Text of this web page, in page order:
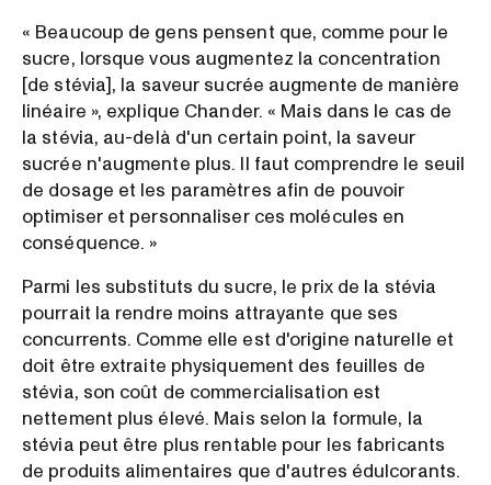
« Beaucoup de gens pensent que, comme pour le
sucre, lorsque vous augmentez la concentration
[de stévia], la saveur sucrée augmente de manière
linéaire », explique Chander. « Mais dans le cas de
la stévia, au-delà d'un certain point, la saveur
sucrée n'augmente plus. Il faut comprendre le seuil
de dosage et les paramètres afin de pouvoir
optimiser et personnaliser ces molécules en
conséquence. »
Parmi les substituts du sucre, le prix de la stévia
pourrait la rendre moins attrayante que ses
concurrents. Comme elle est d'origine naturelle et
doit être extraite physiquement des feuilles de
stévia, son coût de commercialisation est
nettement plus élevé. Mais selon la formule, la
stévia peut être plus rentable pour les fabricants
de produits alimentaires que d'autres édulcorants.